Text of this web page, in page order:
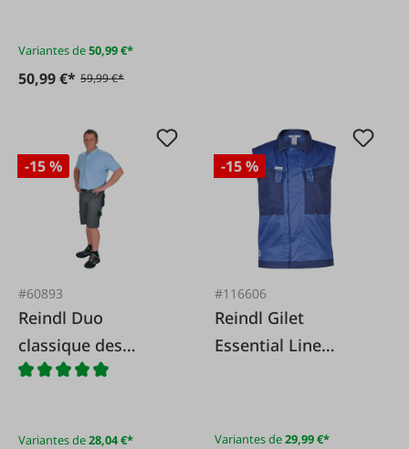
Variantes de50,99 €*
50,99 €* 59,99 €*
-15 %
#60893
Reindl Duo
classique des
Bermudes
Variantes de28,04 €*
-15 %
#116606
Reindl Gilet
Essential Line
Variantes de29,99 €*